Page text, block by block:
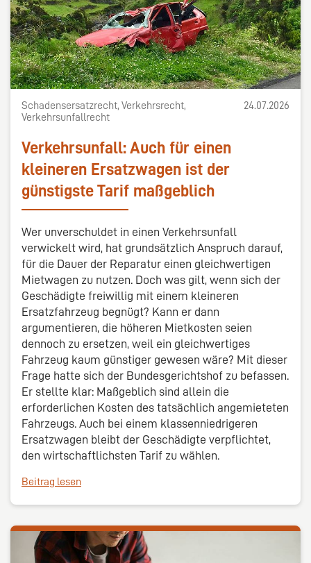
Schadensersatzrecht, Verkehrsrecht,
Verkehrsunfallrecht
24.07.2026
Verkehrsunfall: Auch für einen
kleineren Ersatzwagen ist der
günstigste Tarif maßgeblich
Wer unverschuldet in einen Verkehrsunfall
verwickelt wird, hat grundsätzlich Anspruch darauf,
für die Dauer der Reparatur einen gleichwertigen
Mietwagen zu nutzen. Doch was gilt, wenn sich der
Geschädigte freiwillig mit einem kleineren
Ersatzfahrzeug begnügt? Kann er dann
argumentieren, die höheren Mietkosten seien
dennoch zu ersetzen, weil ein gleichwertiges
Fahrzeug kaum günstiger gewesen wäre? Mit dieser
Frage hatte sich der Bundesgerichtshof zu befassen.
Er stellte klar: Maßgeblich sind allein die
erforderlichen Kosten des tatsächlich angemieteten
Fahrzeugs. Auch bei einem klassenniedrigeren
Ersatzwagen bleibt der Geschädigte verpflichtet,
den wirtschaftlichsten Tarif zu wählen.
Beitrag lesen